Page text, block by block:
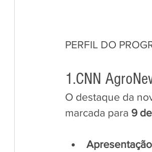
PERFIL DO
1.CNN
​O destaque da
marcada para 9